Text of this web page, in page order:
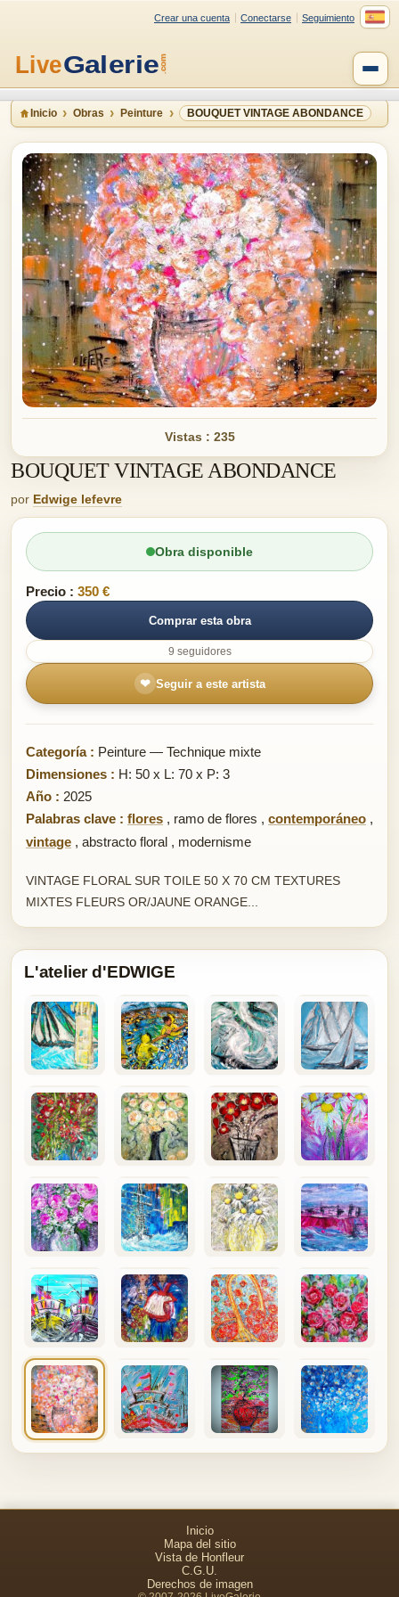
Crear una cuenta Conectarse Seguimiento
Inicio Obras Peinture BOUQUET VINTAGE ABONDANCE
Vistas : 235
BOUQUET VINTAGE ABONDANCE
por Edwige lefevre
Obra disponible
Precio : 350 €
Comprar esta obra
9 seguidores
❤ Seguir a este artista
Categoría : Peinture — Technique mixte
Dimensiones : H: 50 x L: 70 x P: 3
Año : 2025
Palabras clave : flores , ramo de flores , contemporáneo ,
vintage , abstracto floral , modernisme
VINTAGE FLORAL SUR TOILE 50 X 70 CM TEXTURES
MIXTES FLEURS OR/JAUNE ORANGE...
L'atelier d'EDWIGE
Inicio
Mapa del sitio
Vista de Honfleur
C.G.U.
Derechos de imagen